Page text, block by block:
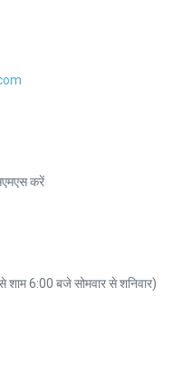
करें
6:00 बजे सोमवार से शनिवार)